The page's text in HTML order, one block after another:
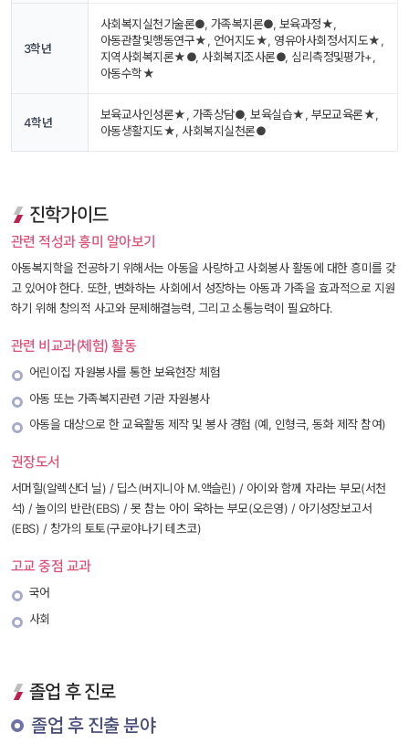
3학년
사회복지실천기술론●, 가족복지론●, 보육과정★,
아동관찰및행동연구★, 언어지도★, 영유아사회정서지도★,
지역사회복지론★●, 사회복지조사론●, 심리측정및평가+,
아동수학★
4학년
보육교사인성론★, 가족상담●, 보육실습★, 부모교육론★,
아동생활지도★, 사회복지실천론●
진학가이드
관련 적성과 흥미 알아보기
아동복지학을 전공하기 위해서는 아동을 사랑하고 사회봉사 활동에 대한 흥미를 갖
고 있어야 한다. 또한, 변화하는 사회에서 성장하는 아동과 가족을 효과적으로 지원
하기 위해 창의적 사고와 문제해결능력, 그리고 소통능력이 필요하다.
관련 비교과(체험) 활동
어린이집 자원봉사를 통한 보육현장 체험
아동 또는 가족복지관련 기관 자원봉사
아동을 대상으로 한 교육활동 제작 및 봉사 경험 (예, 인형극, 동화 제작 참여)
권장도서
서머힐(알렉산더 닐) / 딥스(버지니아 M.액슬린) / 아이와 함께 자라는 부모(서천
석) / 놀이의 반란(EBS) / 못 참는 아이 욱하는 부모(오은영) / 아기성장보고서
(EBS) / 창가의 토토(구로야나기 테츠코)
고교 중점 교과
국어
사회
졸업 후 진로
졸업 후 진출 분야